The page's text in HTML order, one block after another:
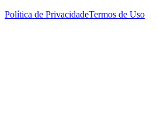
Política de PrivacidadeTermos de Uso